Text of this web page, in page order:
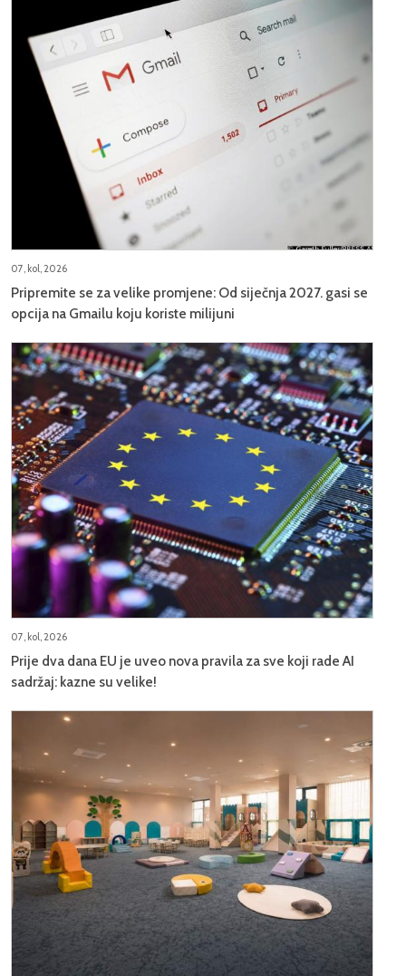
07, kol, 2026
Pripremite se za velike promjene: Od siječnja 2027. gasi se
opcija na Gmailu koju koriste milijuni
07, kol, 2026
Prije dva dana EU je uveo nova pravila za sve koji rade AI
sadržaj: kazne su velike!